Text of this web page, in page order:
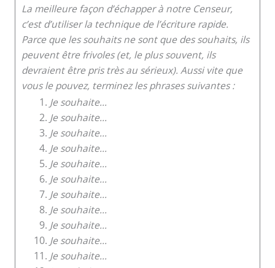
La meilleure façon d’échapper à notre Censeur,
c’est d’utiliser la technique de l’écriture rapide.
Parce que les souhaits ne sont que des souhaits, ils
peuvent être frivoles (et, le plus souvent, ils
devraient être pris très au sérieux). Aussi vite que
vous le pouvez, terminez les phrases suivantes :
Je souhaite…
Je souhaite…
Je souhaite…
Je souhaite…
Je souhaite…
Je souhaite…
Je souhaite…
Je souhaite…
Je souhaite…
Je souhaite…
Je souhaite…